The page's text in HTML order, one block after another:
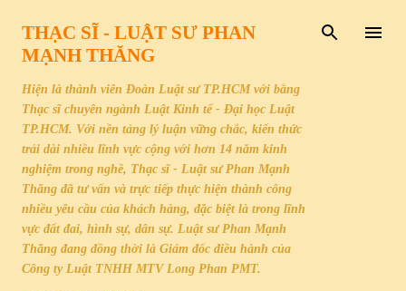
THẠC SĨ - LUẬT SƯ PHAN
MẠNH THĂNG
Hiện là thành viên Đoàn Luật sư TP.HCM với bằng
Thạc sĩ chuyên ngành Luật Kinh tế - Đại học Luật
TP.HCM. Với nền tảng lý luận vững chắc, kiến thức
trải dài nhiều lĩnh vực cộng với hơn 14 năm kinh
nghiệm trong nghề, Thạc sĩ - Luật sư Phan Mạnh
Thăng đã tư vấn và trực tiếp thực hiện thành công
nhiều yêu cầu của khách hàng, đặc biệt là trong lĩnh
vực đất đai, hình sự, dân sự. Luật sư Phan Mạnh
Thăng đang đồng thời là Giám đốc điều hành của
Công ty Luật TNHH MTV Long Phan PMT.